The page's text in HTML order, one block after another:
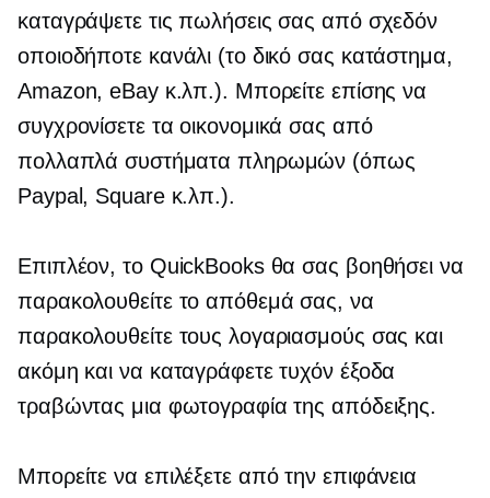
καταγράψετε τις πωλήσεις σας από σχεδόν
οποιοδήποτε κανάλι (το δικό σας κατάστημα,
Amazon, eBay κ.λπ.). Μπορείτε επίσης να
συγχρονίσετε τα οικονομικά σας από
πολλαπλά συστήματα πληρωμών (όπως
Paypal, Square κ.λπ.).
Επιπλέον, το QuickBooks θα σας βοηθήσει να
παρακολουθείτε το απόθεμά σας, να
παρακολουθείτε τους λογαριασμούς σας και
ακόμη και να καταγράφετε τυχόν έξοδα
τραβώντας μια φωτογραφία της απόδειξης.
Μπορείτε να επιλέξετε από την επιφάνεια